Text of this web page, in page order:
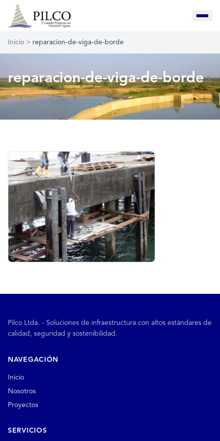
Inicio > reparacion-de-viga-de-borde
reparacion-de-viga-de-borde
6 marzo, 2013
Pilco Ltda. - Soluciones de infraestructura con altos estándares de
calidad, seguridad y sostenibilidad.
NAVEGACIÓN
Inicio
Nosotros
Proyectos
SERVICIOS